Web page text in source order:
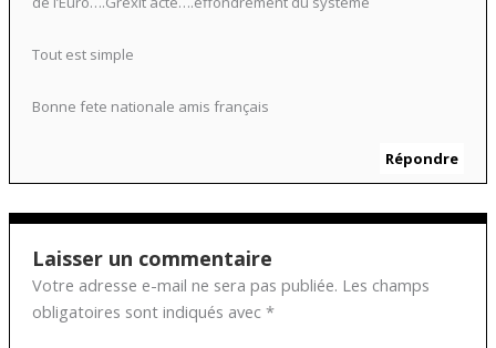
Tout est simple
Bonne fete nationale amis français
Répondre
Laisser un commentaire
Votre adresse e-mail ne sera pas publiée. Les champs
obligatoires sont indiqués avec *